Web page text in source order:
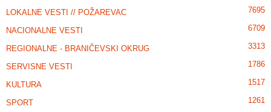
LOKALNE VESTI // POŽAREVAC 7695
NACIONALNE VESTI 6709
REGIONALNE - BRANIČEVSKI OKRUG 3313
SERVISNE VESTI 1786
KULTURA 1517
SPORT 1261